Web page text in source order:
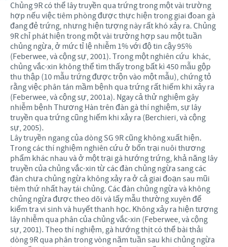
Chủng 9R có thể lây truyền qua trứng trong một vài trường
hợp nếu việc tiêm phòng được thực hiện trong giai đoan gà
đang đẻ trứng, nhưng hiện tượng này rất khó xảy ra. Chủng
9R chỉ phát hiện trong một vài trường hợp sau một tuần
chủng ngừa, ở mức tỉ lệ nhiễm 1% với độ tin cậy 95%
(Feberwee, và cộng sự, 2001). Trong một nghiên cứu khác,
chủng vắc-xin không thể tìm thấy trong bất kì 450 mẫu gộp
thu thập (10 mẫu trứng được trộn vào một mẫu), chứng tỏ
rằng việc phân tán mầm bệnh qua trứng rất hiếm khi xảy ra
(Feberwee, và cộng sự, 2001a). Ngay cả thử nghiệm gây
nhiễm bệnh Thương Hàn trên đàn gà thí nghiệm, sự lây
truyền qua trứng cũng hiếm khi xảy ra (Berchieri, và cộng
sự, 2005).
Lây truyền ngang của dòng SG 9R cũng không xuất hiện.
Trong các thí nghiệm nghiên cứu ở bốn trại nuôi thương
phẩm khác nhau và ở một trại gà hướng trứng, khả năng lây
truyền của chủng vắc-xin từ các đàn chủng ngừa sang các
đàn chưa chủng ngừa không xảy ra ở cả giai đoạn sau mũi
tiêm thứ nhất hay tái chủng. Các đàn chủng ngừa và không
chủng ngừa được theo dõi và lấy mẫu thường xuyên để
kiểm tra vi sinh và huyết thanh học. Không xảy ra hiện tượng
lây nhiễm qua phân của chủng vắc-xin (Feberwee, và cộng
sự, 2001). Theo thí nghiệm, gà hướng thịt có thể bài thải
dòng 9R qua phân trong vòng năm tuần sau khi chủng ngừa